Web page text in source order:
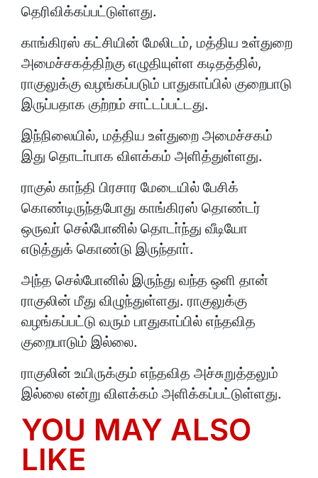
தெரிவிக்கப்பட்டுள்ளது.
காங்கிரஸ் கட்சியின் மேலிடம், மத்திய உள்துறை
அமைச்சகத்திற்கு எழுதியுள்ள கடிதத்தில்,
ராகுலுக்கு வழங்கப்படும் பாதுகாப்பில் குறைபாடு
இருப்பதாக குற்றம் சாட்டப்பட்டது.
இந்நிலையில், மத்திய உள்துறை அமைச்சகம்
இது தொடா்பாக விளக்கம் அளித்துள்ளது.
ராகுல் காந்தி பிரசார மேடையில் பேசிக்
கொண்டிருந்தபோது காங்கிரஸ் தொண்டர்
ஒருவா் செல்போனில் தொடா்ந்து வீடியோ
எடுத்துக் கொண்டு இருந்தாா்.
அந்த செல்போனில் இருந்து வந்த ஒளி தான்
ராகுலின் மீது விழுந்துள்ளது. ராகுலுக்கு
வழங்கப்பட்டு வரும் பாதுகாப்பில் எந்தவித
குறைபாடும் இல்லை.
ராகுலின் உயிருக்கும் எந்தவித அச்சுறுத்தலும்
இல்லை என்று விளக்கம் அளிக்கப்பட்டுள்ளது.
YOU MAY ALSO
LIKE